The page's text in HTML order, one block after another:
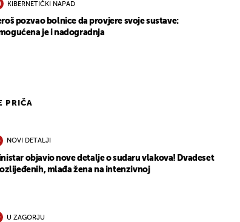
KIBERNETIČKI NAPAD
pozvao bolnice da provjere svoje sustave:
je i nadogradnja
PRIČA
NOVI DETALJI
objavio nove detalje o sudaru vlakova! Dvadeset
mlađa žena na intenzivnoj
U ZAGORJU